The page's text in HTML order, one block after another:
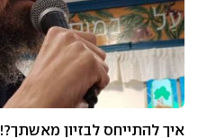
איך להתייחס לבזיון מאשתך?!